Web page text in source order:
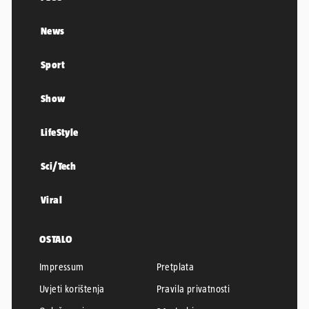
News
Sport
Show
LifeStyle
Sci/Tech
Viral
OSTALO
Impressum
Pretplata
Uvjeti korištenja
Pravila privatnosti